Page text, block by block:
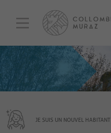
JE SUIS UN NOUVEL HABITANT